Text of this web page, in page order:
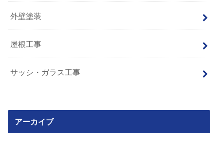
外壁塗装
屋根工事
サッシ・ガラス工事
アーカイブ